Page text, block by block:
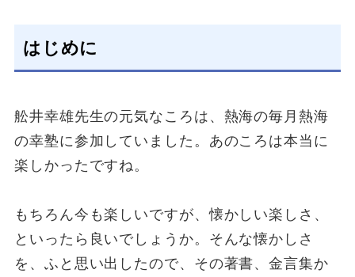
はじめに
舩井幸雄先生の元気なころは、熱海の毎月熱海
の幸塾に参加していました。あのころは本当に
楽しかったですね。
もちろん今も楽しいですが、懐かしい楽しさ、
といったら良いでしょうか。そんな懐かしさ
を、ふと思い出したので、その著書、金言集か